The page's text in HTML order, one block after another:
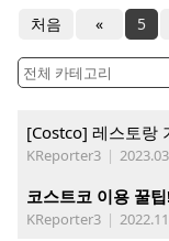
처음 « 5
[Costco] 레스토랑
KReporter3 |
코스트코 이용 꿀
KReporter3 |